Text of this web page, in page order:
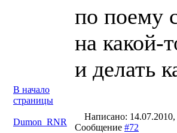
по поему
на какой-
и делать
В начало
страницы
Dumon_RNR
Написано: 14.07.2010,
Сообщение #72